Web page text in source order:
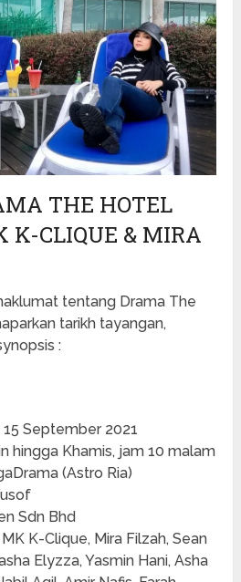
THE HOTEL
K-CLIQUE & MIRA
tentang Drama The
tarikh tayangan,
:
15 September 2021
hingga Khamis, jam 10 malam
(Astro Ria)
Sdn Bhd
K-Clique, Mira Filzah, Sean
Elyzza, Yasmin Hani, Asha